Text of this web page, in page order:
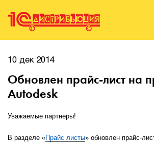
Поиск
Стать Партнером
10 дек 2014
Обновлен прайс-лист на
Autodesk
Уважаемые партнеры!
В разделе «Прайс листы» обновлен прайс-